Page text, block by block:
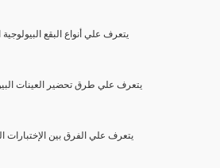
(3) يتعرف علي أنواع البقع
(4) يتعرف علي طرق تحضير العينات
(5) يتعرف علي الفرق بين الإختبارات